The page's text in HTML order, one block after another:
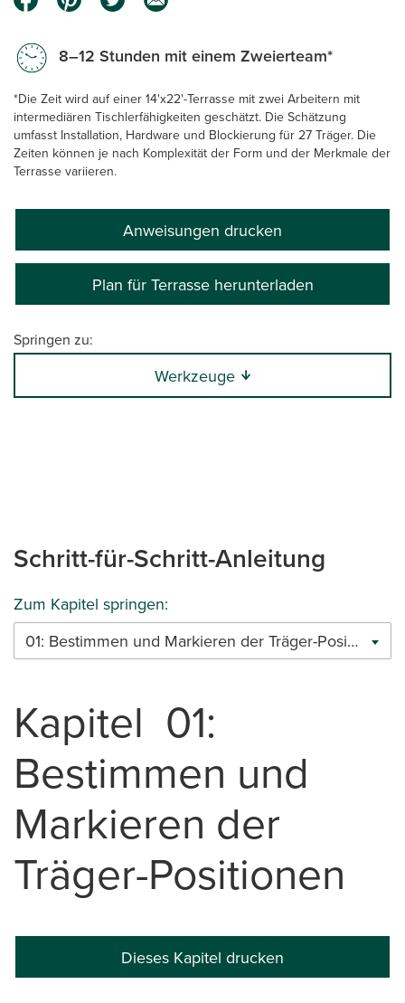
8–12 Stunden mit einem Zweierteam*
*Die Zeit wird auf einer 14'x22'-Terrasse mit zwei Arbeitern mit
intermediären Tischlerfähigkeiten geschätzt. Die Schätzung
umfasst Installation, Hardware und Blockierung für 27 Träger. Die
Zeiten können je nach Komplexität der Form und der Merkmale der
Terrasse variieren.
Anweisungen drucken
Plan für Terrasse herunterladen
Springen zu:
Werkzeuge
0:00 / 21:59
Schritt-für-Schritt-Anleitung
Zum Kapitel springen:
01: Bestimmen und Markieren der Träger-Positionen
Kapitel 01:
Bestimmen und
Markieren der
Träger-Positionen
Dieses Kapitel drucken